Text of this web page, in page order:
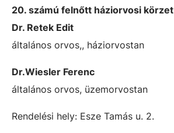
20. számú felnőtt háziorvosi körzet
Dr. Retek Edit
általános orvos,, háziorvostan
Dr.Wiesler Ferenc
általános orvos, üzemorvostan
Rendelési hely: Esze Tamás u. 2.